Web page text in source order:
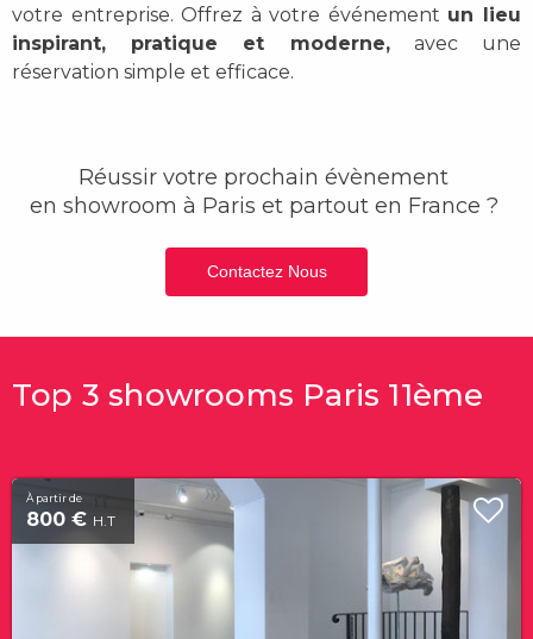
votre entreprise. Offrez à votre événement un lieu
inspirant, pratique et moderne,avec une
réservation simple et efficace.
Réussir votre prochain évènement
en showroom à Paris et partout en France ?
Contactez Nous
Top 3 showrooms Paris 11ème
À partir de
800 € H.T